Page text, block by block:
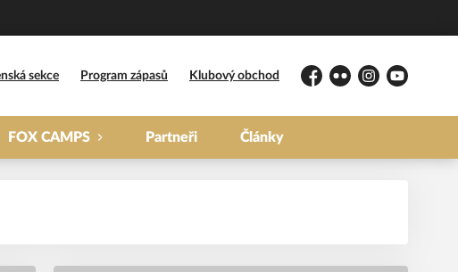
sekce Program zápasů Klubový obchod
Facebook
FlickrInstagramYouTube
FOX CAMPS Partneři Články